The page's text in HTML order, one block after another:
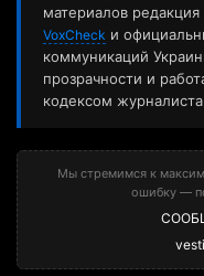
материалов
VoxCheck и
коммуникаций
прозрачности и
кодексом
Мы стремимся к
ошибку —